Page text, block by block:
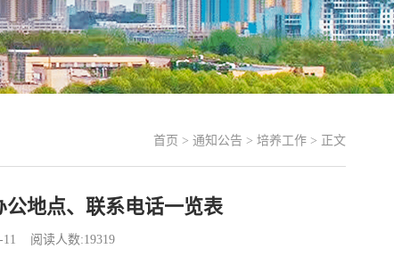
首页 > 通知公告 > 培养工作 > 正文
公地点、联系电话一览表
11 阅读人数:19319